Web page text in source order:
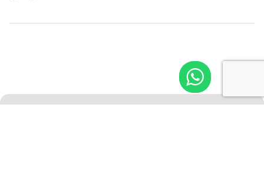
último esfuerzo
la deportación,
trabajo,
beneficiarías con
lo mismo a tu